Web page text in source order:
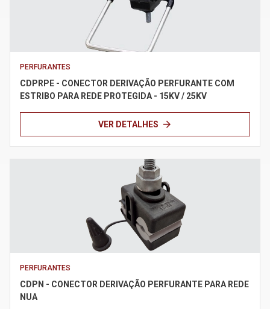
PERFURANTES
CDPRPE - CONECTOR DERIVAÇÃO PERFURANTE COM
ESTRIBO PARA REDE PROTEGIDA - 15KV / 25KV
VER DETALHES arrow_forward
PERFURANTES
CDPN - CONECTOR DERIVAÇÃO PERFURANTE PARA REDE
NUA